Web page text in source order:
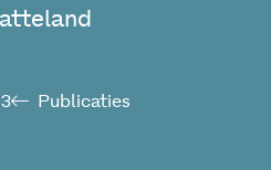
Publicaties